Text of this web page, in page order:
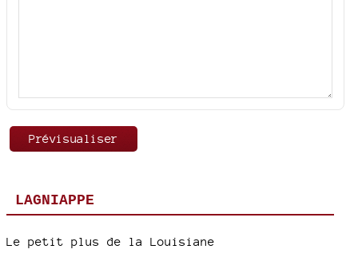
LAGNIAPPE
Le petit plus de la Louisiane